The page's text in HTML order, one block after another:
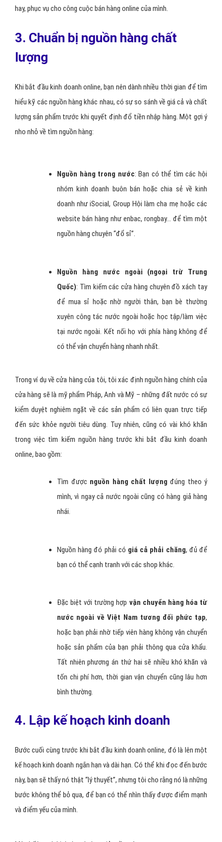
hay, phục vụ cho công cuộc bán hàng online của mình.
3. Chuẩn bị nguồn hàng chất
lượng
Khi bắt đầu kinh doanh online, bạn nên dành nhiều thời gian để tìm
hiểu kỹ các nguồn hàng khác nhau, có sự so sánh về giá cả và chất
lượng sản phẩm trước khi quyết định đổ tiền nhập hàng. Một gợi ý
nho nhỏ về tìm nguồn hàng:
Nguồn hàng trong nước: Bạn có thể tìm các hội
nhóm kinh doanh buôn bán hoặc chia sẻ về kinh
doanh nhưiSocial, Group Hội làm cha mẹ hoặc các
website bán hàng như enbac, rongbay… để tìm một
nguồn hàng chuyên “đổ sỉ”.
Nguồn hàng nước ngoài (ngoại trừ Trung
Quốc): Tìm kiếm các cửa hàng chuyên đồ xách tay
để mua sỉ hoặc nhờ người thân, bạn bè thường
xuyên công tác nước ngoài hoặc học tập/làm việc
tại nước ngoài. Kết nối họ với phía hàng không để
có thể vận chuyển hàng nhanh nhất.
Trong ví dụ về cửa hàng của tôi, tôi xác định nguồn hàng chính của
cửa hàng sẽ là mỹ phẩm Pháp, Anh và Mỹ – những đất nước có sự
kiểm duyệt nghiêm ngặt về các sản phẩm có liên quan trực tiếp
đến sức khỏe người tiêu dùng. Tuy nhiên, cũng có vài khó khăn
trong việc tìm kiếm nguồn hàng trước khi bắt đầu kinh doanh
online, bao gồm:
Tìm được nguồn hàng chất lượng đúng theo ý
mình, vì ngay cả nước ngoài cũng có hàng giả hàng
nhái.
Nguồn hàng đó phải có giá cả phải chăng, đủ để
bạn có thể cạnh tranh với các shop khác.
Đặc biệt với trường hợp vận chuyển hàng hóa từ
nước ngoài về Việt Nam tương đối phức tạp,
hoặc bạn phải nhờ tiếp viên hàng không vận chuyển
hoặc sản phẩm của bạn phải thông qua cửa khẩu.
Tất nhiên phương án thứ hai sẽ nhiều khó khăn và
tốn chi phí hơn, thời gian vận chuyển cũng lâu hơn
bình thường.
4. Lập kế hoạch kinh doanh
Bước cuối cùng trước khi bắt đầu kinh doanh online, đó là lên một
kế hoạch kinh doanh ngắn hạn và dài hạn. Có thể khi đọc đến bước
này, bạn sẽ thấy nó thật “lý thuyết”, nhưng tôi cho rằng nó là những
bước không thể bỏ qua, để bạn có thể nhìn thấy được điểm mạnh
và điểm yếu của mình.